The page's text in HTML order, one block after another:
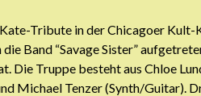
Tribute in der Chicagoer Kult-
Band “Savage Sister”
Die Truppe besteht aus Chloe
Michael Tenzer (Synth/Guitar).